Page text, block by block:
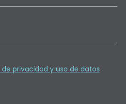
privacidad y uso de datos